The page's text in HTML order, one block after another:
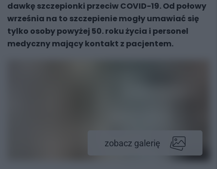
dawkę szczepionki przeciw COVID-19. Od połowy
września na to szczepienie mogły umawiać się
tylko osoby powyżej 50. roku życia i personel
medyczny mający kontakt z pacjentem.
zobacz galerię